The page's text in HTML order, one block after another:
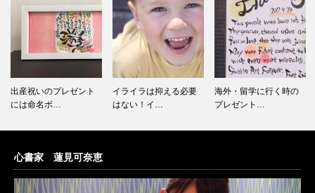
出産祝いのプレゼント
には命名ボ…
イライラは抑える必要
はない！イ…
海外・留学に行く時の
プレゼント…
心書家 蓮見可奈恵